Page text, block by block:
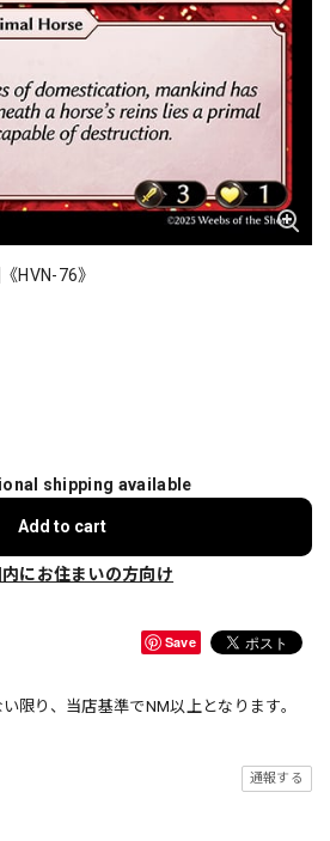
HVN-76》
shipping available
Add to cart
内にお住まいの方向け
Save
限り、当店基準でNM以上となります。
通報する